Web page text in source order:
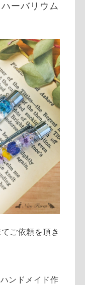
ーバリウム
ご依頼を頂き
ンドメイド作